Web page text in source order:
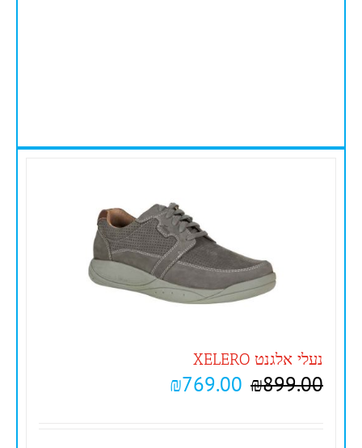
נעלי אלגנט XELERO
₪899.00
₪769.00